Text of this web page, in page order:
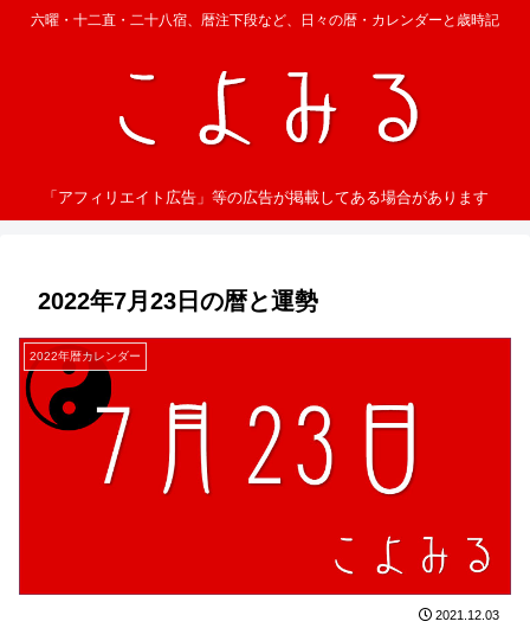
六曜・十二直・二十八宿、暦注下段など、日々の暦・カレンダーと歳時記
「アフィリエイト広告」等の広告が掲載してある場合があります
2022年7月23日の暦と運勢
2022年暦カレンダー
2021.12.03